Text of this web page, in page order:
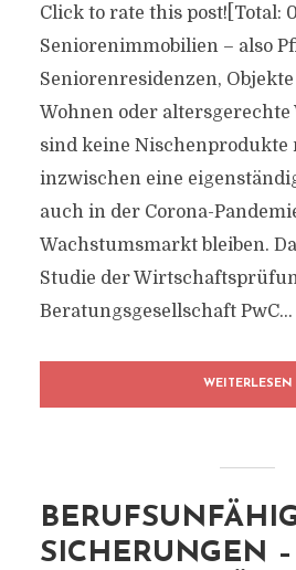
Click to rate this post![Total:
Seniorenimmobilien – also
Seniorenresidenzen,
Wohnen oder altersgerechte
sind keine Nischenprodukte
inzwischen eine
auch in der Corona-
Wachstumsmarkt bleiben.
Studie der
Beratungsgesellschaft PwC...
WEITERLESEN
SICHERUNGEN